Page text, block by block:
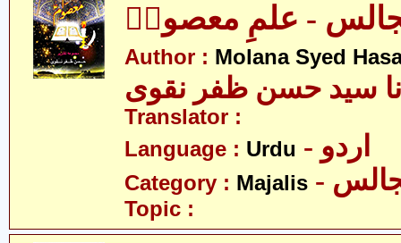
- علمِ معصومؑ
Author : Molana Syed
سید حسن ظفر نقوی
Translator :
Language : Urdu - اردو
Category : Majalis
Topic :